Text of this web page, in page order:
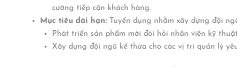
cường tiếp cận khách hàng.
Mục tiêu dài hạn: Tuyển dụng nhằm xây dựng đội
Phát triển sản phẩm mới đòi hỏi nhân viên kỹ
Xây dựng đội ngũ kế thừa cho các vị trí quản lý